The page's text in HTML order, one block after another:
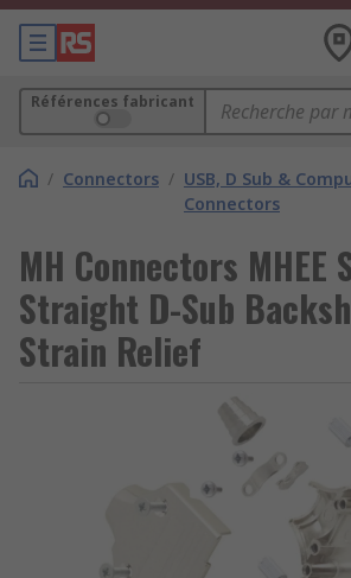
Références fabricant
/ Connectors / USB, D Sub &
Connectors
MH Connectors MHEE
Straight D-Sub
Strain Relief